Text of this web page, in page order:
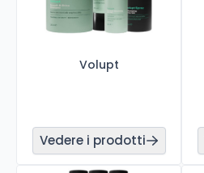
Volupt
Vedere i prodotti